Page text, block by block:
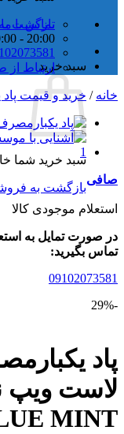
بازگشت به
سبد خرید
سبد خرید شما خالی
بازگشت به فروشگاه
تماس با ما
20:00 - 10:00
09102073581
ارتباط از
/ خرید و قیمت پاد
موجودی کالا
تمایل به استعلام
بگیرید:
BLUE